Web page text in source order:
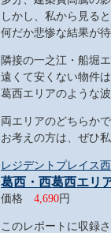
しかし、私から見る
何だか悲惨な結果が
隣接の一之江・船堀
遠くて安くない物件
葛西エリアのような
両エリアのどちらか
お考えの方は、ぜひ
レジデントプレイス
葛西・西葛西エリ
価格 4,690円
このレポートに収録